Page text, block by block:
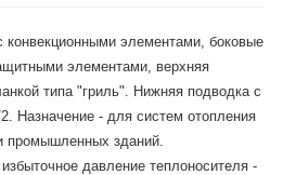
элементами, боковые
элементами, верхняя
типа "гриль". Нижняя подводка с
Назначение - для систем отопления
зданий.
давление теплоносителя -